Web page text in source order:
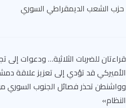
حزب الشعب الديمقراطي السوري
قراءتان للضربات الثلاثية… ودعوات إلى
الأميركي قد تؤدي إلى تعزيز علاقة
وواشنطن تحذر فصائل الجنوب السوري
النظام»